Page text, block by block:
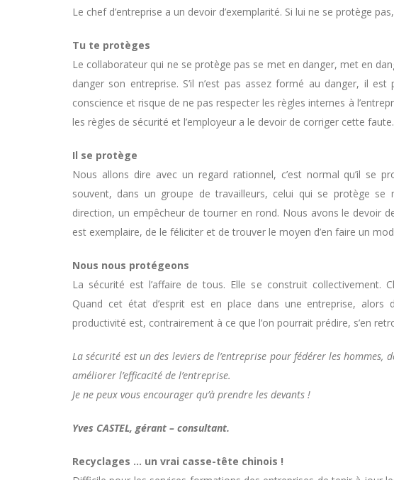
Le chef d’entreprise a un devoir d’exemplarité. Si lui ne se protège
Tu te protèges
Le collaborateur qui ne se protège pas se met en danger, met en
danger son entreprise. S’il n’est pas assez formé au danger, il est
conscience et risque de ne pas respecter les règles internes à
les règles de sécurité et l’employeur a le devoir de corriger cette faute.
Il se protège
Nous allons dire avec un regard rationnel, c’est normal qu’il se
souvent, dans un groupe de travailleurs, celui qui se protège se
direction, un empêcheur de tourner en rond. Nous avons le devoir
est exemplaire, de le féliciter et de trouver le moyen d’en faire un
Nous nous protégeons
La sécurité est l’affaire de tous. Elle se construit collectivement.
Quand cet état d’esprit est en place dans une entreprise, alors
productivité est, contrairement à ce que l’on pourrait prédire, s’en
La sécurité est un des leviers de l’entreprise pour fédérer les hommes,
améliorer l’efficacité de l’entreprise.
Je ne peux vous encourager qu’à prendre les devants !
Yves CASTEL, gérant – consultant.
Recyclages … un vrai casse-tête chinois !